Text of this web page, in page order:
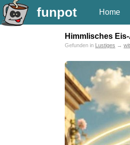
funpot Home
Himmlisches
Gefunden in Lustiges →